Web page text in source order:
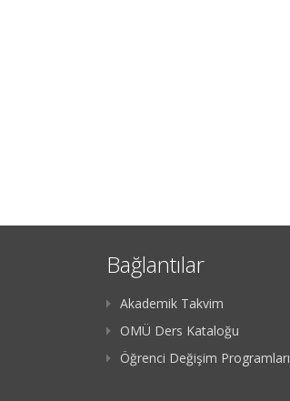
Bağlantılar
Akademik Takvim
OMÜ Ders Kataloğu
Öğrenci Değişim Programları